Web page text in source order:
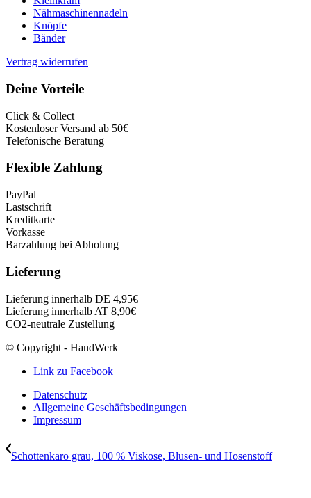
Nähmaschinennadeln
Knöpfe
Bänder
Vertrag widerrufen
Deine Vorteile
Click & Collect
Kostenloser Versand ab 50€
Telefonische Beratung
Flexible Zahlung
PayPal
Lastschrift
Kreditkarte
Vorkasse
Barzahlung bei Abholung
Lieferung
Lieferung innerhalb DE 4,95€
Lieferung innerhalb AT 8,90€
CO2-neutrale Zustellung
© Copyright - HandWerk
Link zu Facebook
Datenschutz
Allgemeine Geschäftsbedingungen
Impressum
Schottenkaro grau, 100 % Viskose, Blusen- und Hosenstoff